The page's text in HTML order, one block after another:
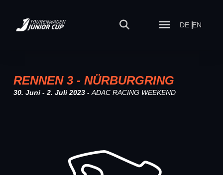
DE EN
RENNEN 3 - NÜRBURGRING
30. Juni - 2. Juli 2023 - ADAC RACING WEEKEND